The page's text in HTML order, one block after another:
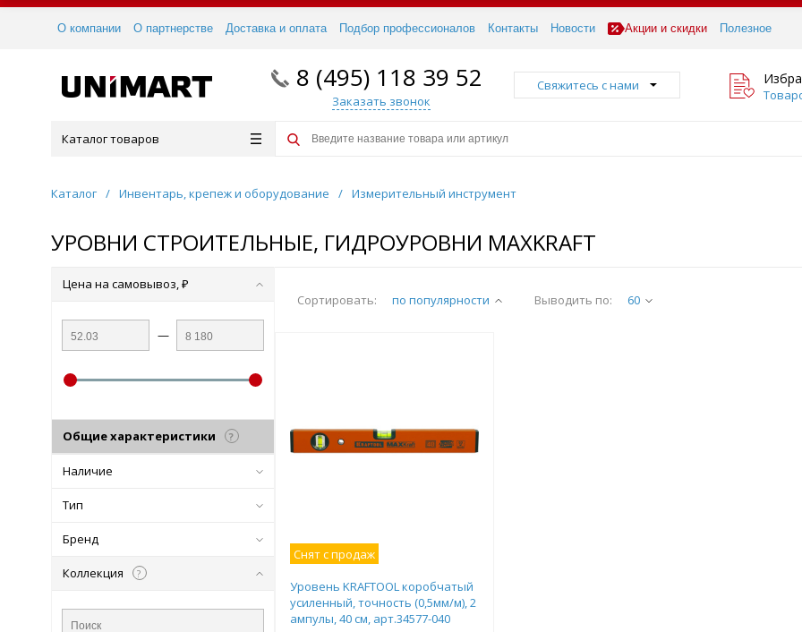
О компании О партнерстве Доставка и оплата Подбор профессионалов Контакты Новости Акции и скидки Полезное
8 (495) 118 39 52
Заказать звонок
Свяжитесь с нами
Каталог товаров
Каталог / Инвентарь, крепеж и оборудование / Измерительный инструмент
УРОВНИ СТРОИТЕЛЬНЫЕ, ГИДРОУРОВНИ MAXKRAFT
Сортировать: по популярности Выводить по: 60
Снят с продаж
Уровень KRAFTOOL коробчатый
усиленный, точность (0,5мм/м), 2
ампулы, 40 см, арт.34577-040
Цена на самовывоз, ₽
—
Общие характеристики ?
Наличие
Тип
Бренд
Коллекция ?